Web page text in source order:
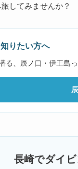
してみませんか？
りたい方へ
る、辰ノ口・伊王島
長崎でダイ